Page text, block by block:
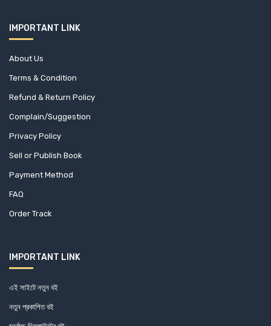
IMPORTANT LINK
About Us
Terms & Condition
Refund & Return Policy
Complain/Suggestion
Privacy Policy
Sell or Publish Book
Payment Method
FAQ
Order Track
IMPORTANT LINK
এই সাইটে নতুন বই
নতুন প্রকাশিত বই